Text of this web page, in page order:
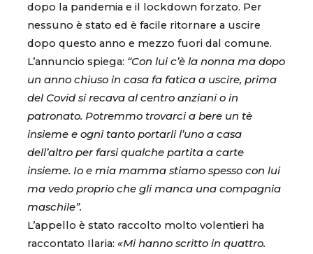
dopo la pandemia e il lockdown forzato. Per
nessuno è stato ed è facile ritornare a uscire
dopo questo anno e mezzo fuori dal comune.
L’annuncio spiega: “Con lui c’è la nonna ma dopo
un anno chiuso in casa fa fatica a uscire, prima
del Covid si recava al centro anziani o in
patronato. Potremmo trovarci a bere un tè
insieme e ogni tanto portarli l’uno a casa
dell’altro per farsi qualche partita a carte
insieme. Io e mia mamma stiamo spesso con lui
ma vedo proprio che gli manca una compagnia
maschile”.
L’appello è stato raccolto molto volentieri ha
raccontato Ilaria: «Mi hanno scritto in quattro.